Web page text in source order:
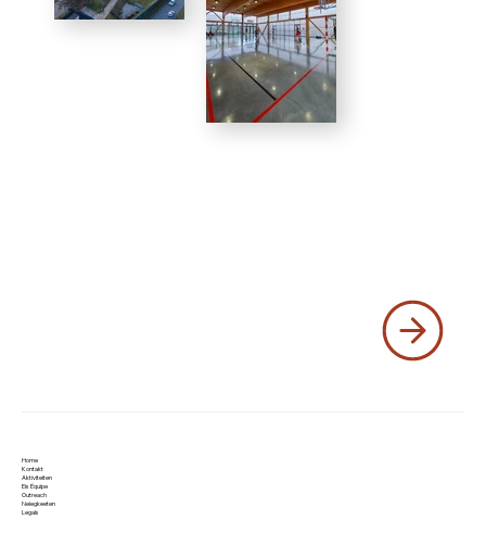
Home
Kontakt
Aktiviteiten
Eis Équipe
Outreach
Neiegkeeten
Legals